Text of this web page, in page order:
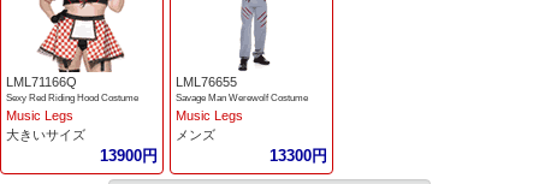
LML71166Q
Sexy Red Riding Hood Costume
Music Legs
大きいサイズ
13900円
LML76655
Savage Man Werewolf Costume
Music Legs
メンズ
13300円